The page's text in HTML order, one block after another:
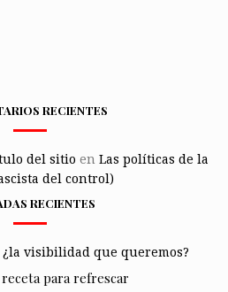
RECIENTES
del sitio en Las políticas de la
del control)
RECIENTES
visibilidad que queremos?
para refrescar